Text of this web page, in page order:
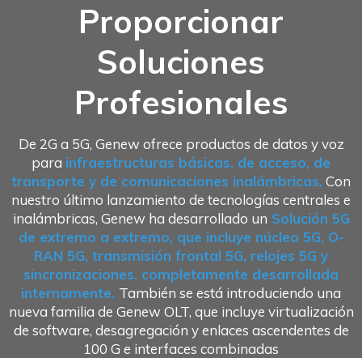
Proporcionar
Soluciones
Profesionales
De 2G a 5G, Genew ofrece productos de datos y voz
para infraestructuras básicas, de acceso, de
transporte y de comunicaciones inalámbricas. Con
nuestro último lanzamiento de tecnologías centrales e
inalámbricas, Genew ha desarrollado un Solución 5G
de extremo a extremo, que incluye núcleo 5G, O-
RAN 5G, transmisión frontal 5G, relojes 5G y
sincronizaciones, completamente desarrollada
internamente. También se está introduciendo una
nueva familia de Genew OLT, que incluye virtualización
de software, desagregación y enlaces ascendentes de
100 G e interfaces combinadas